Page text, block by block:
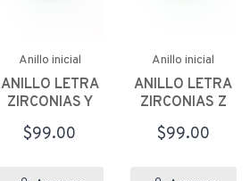
Anillo inicial
ANILLO LETRA
ZIRCONIAS Y
$99.00
Anillo inicial
ANILLO LETRA
ZIRCONIAS Z
$99.00